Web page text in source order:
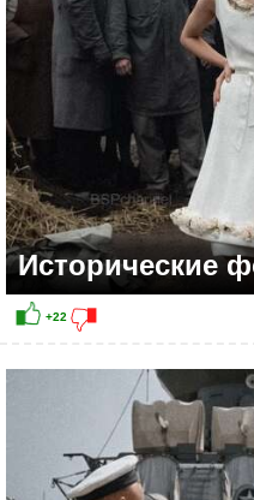
+16
Исторические